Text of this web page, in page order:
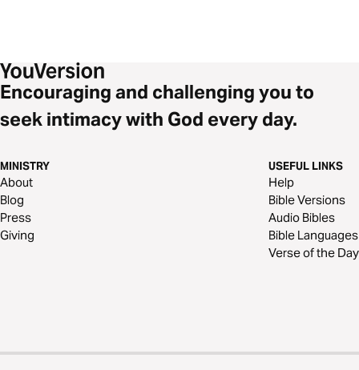
Encouraging and challenging you to
seek intimacy with God every day.
MINISTRY
About
Blog
Press
Giving
USEFUL LINKS
Help
Bible Versions
Audio Bibles
Bible Languages
Verse of the Day